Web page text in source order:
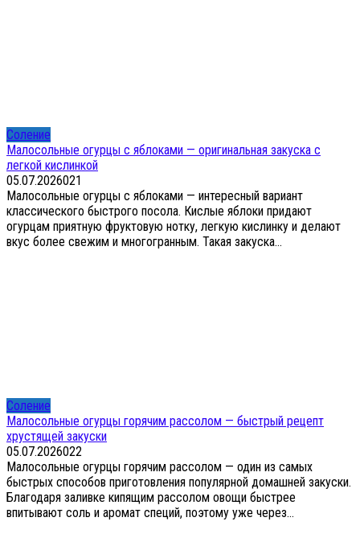
Соление
Малосольные огурцы с яблоками — оригинальная закуска с
легкой кислинкой
05.07.2026021
Малосольные огурцы с яблоками — интересный вариант
классического быстрого посола. Кислые яблоки придают
огурцам приятную фруктовую нотку, легкую кислинку и делают
вкус более свежим и многогранным. Такая закуска...
Соление
Малосольные огурцы горячим рассолом — быстрый рецепт
хрустящей закуски
05.07.2026022
Малосольные огурцы горячим рассолом — один из самых
быстрых способов приготовления популярной домашней закуски.
Благодаря заливке кипящим рассолом овощи быстрее
впитывают соль и аромат специй, поэтому уже через...